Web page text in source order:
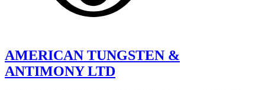
AMERICAN TUNGSTEN &
ANTIMONY LTD